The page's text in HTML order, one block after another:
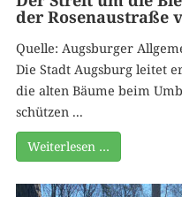
der Rosenaustraße
Quelle: Augsburger
Die Stadt Augsburg leitet
die alten Bäume beim
schützen ...
Weiterlesen …